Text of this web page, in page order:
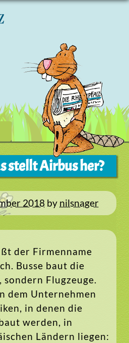
stellt Airbus her?
2018 by nilsnager
der Firmenname
Busse baut die
Flugzeuge.
dem Unternehmen
in denen die
werden, in
Ländern liegen: